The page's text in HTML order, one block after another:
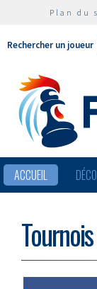
Plan du
Rechercher un joueur
ACCUEIL